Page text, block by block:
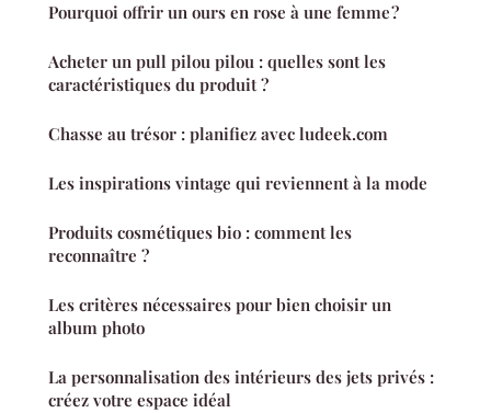
Pourquoi offrir un ours en rose à une femme ?
Acheter un pull pilou pilou : quelles sont les
caractéristiques du produit ?
Chasse au trésor : planifiez avec ludeek.com
Les inspirations vintage qui reviennent à la mode
Produits cosmétiques bio : comment les
reconnaître ?
Les critères nécessaires pour bien choisir un
album photo
La personnalisation des intérieurs des jets privés :
créez votre espace idéal